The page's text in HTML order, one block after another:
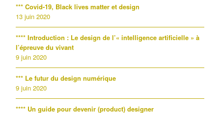
*** Covid-19, Black lives matter et design
13 juin 2020
**** Introduction : Le design de l’« intelligence artificielle » à
l’épreuve du vivant
9 juin 2020
*** Le futur du design numérique
9 juin 2020
**** Un guide pour devenir (product) designer